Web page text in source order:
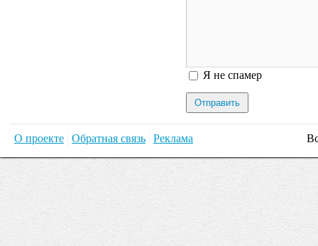
Я спамер
Я не спамер
О проекте Обратная связь Реклама